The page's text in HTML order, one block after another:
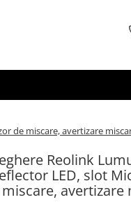
de miscare, avertizare
Reolink
LED, slot